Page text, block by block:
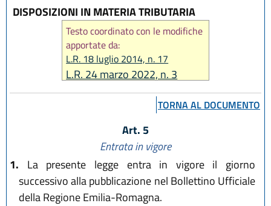
DISPOSIZIONI IN MATERIA TRIBUTARIA
Testo coordinato con le modifiche
apportate da:
L.R. 18 luglio 2014, n. 17
L.R. 24 marzo 2022, n. 3
L.R. 31 marzo 2025, n. 1
L.R. 25 luglio 2025, n. 9TORNA AL DOCUMENTO
Art. 5
Entrata in vigore
1. La presente legge entra in vigore il giorno
successivo alla pubblicazione nel Bollettino Ufficiale
della Regione Emilia-Romagna.